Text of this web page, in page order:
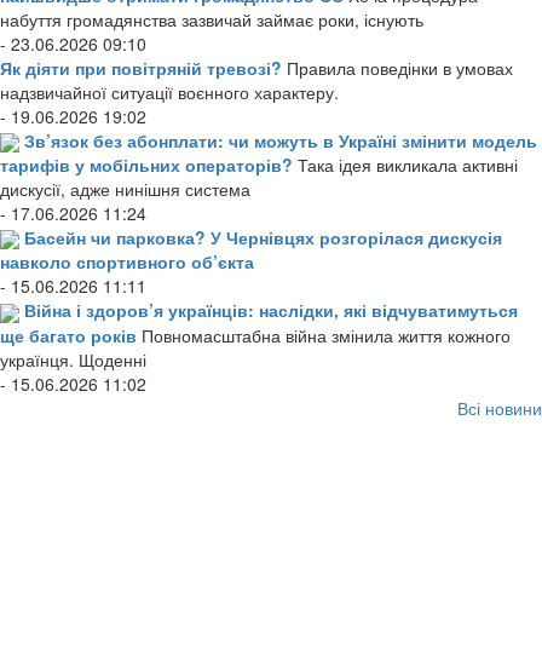
набуття громадянства зазвичай займає роки, існують
- 23.06.2026 09:10
Як діяти при повітряній тревозі? Правила поведінки в умовах
надзвичайної ситуації воєнного характеру.
- 19.06.2026 19:02
Зв’язок без абонплати: чи можуть в Україні змінити модель
тарифів у мобільних операторів? Така ідея викликала активні
дискусії, адже нинішня система
- 17.06.2026 11:24
Басейн чи парковка? У Чернівцях розгорілася дискусія
навколо спортивного об’єкта
- 15.06.2026 11:11
Війна і здоров’я українців: наслідки, які відчуватимуться
ще багато років Повномасштабна війна змінила життя кожного
українця. Щоденні
- 15.06.2026 11:02
Всі новини